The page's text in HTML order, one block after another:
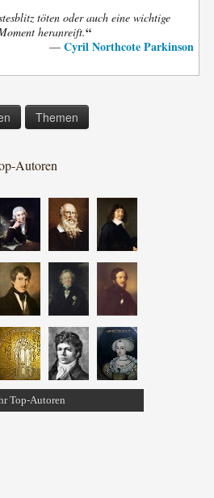
töten oder auch eine wichtige
heranreift.“
— Cyril Northcote Parkinson
Themen
Autoren
Top-Autoren